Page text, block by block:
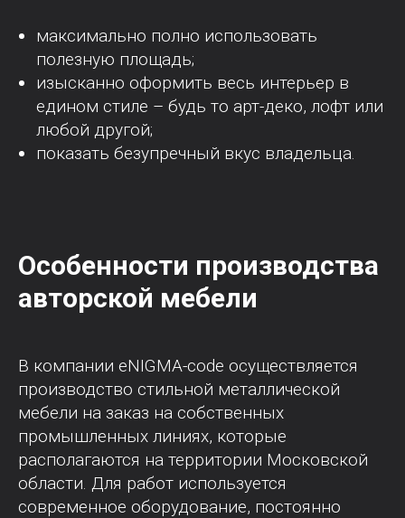
максимально полно использовать
полезную площадь;
изысканно оформить весь интерьер в
едином стиле – будь то арт-деко, лофт или
любой другой;
показать безупречный вкус владельца.
Особенности производства
авторской мебели
В компании eNIGMA-code осуществляется
производство стильной металлической
мебели на заказ на собственных
промышленных линиях, которые
располагаются на территории Московской
области. Для работ используется
современное оборудование, постоянно